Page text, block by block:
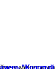
у менеджера